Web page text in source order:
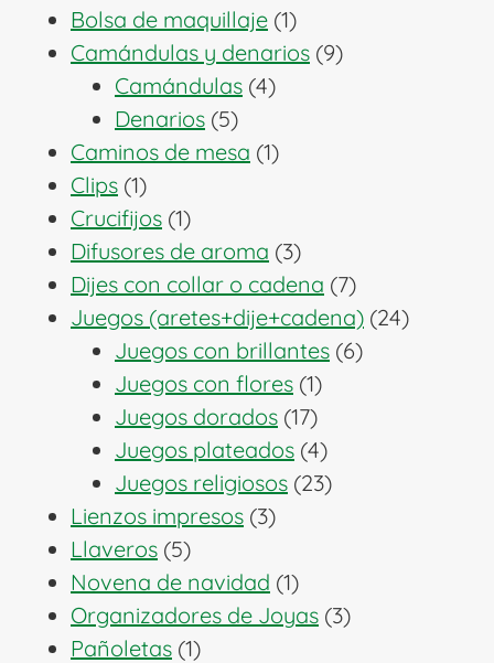
Bolsa de maquillaje 11
producto
Camándulas y denarios 99
Camándulas 44
Denarios 55
productos
Caminos de mesa 11
Clips 11
producto
Crucifijos 11
producto
Difusores de aroma 33
productos
Dijes con collar o cadena 77
productos
Juegos (aretes+dije+cadena) 2424
Juegos con brillantes 66
Juegos con flores 11
producto
Juegos dorados 1717
productos
Juegos plateados 44
productos
Juegos religiosos 2323
Lienzos impresos 33
Llaveros 55
productos
Novena de navidad 11
producto
Organizadores de Joyas 33
Pañoletas 11